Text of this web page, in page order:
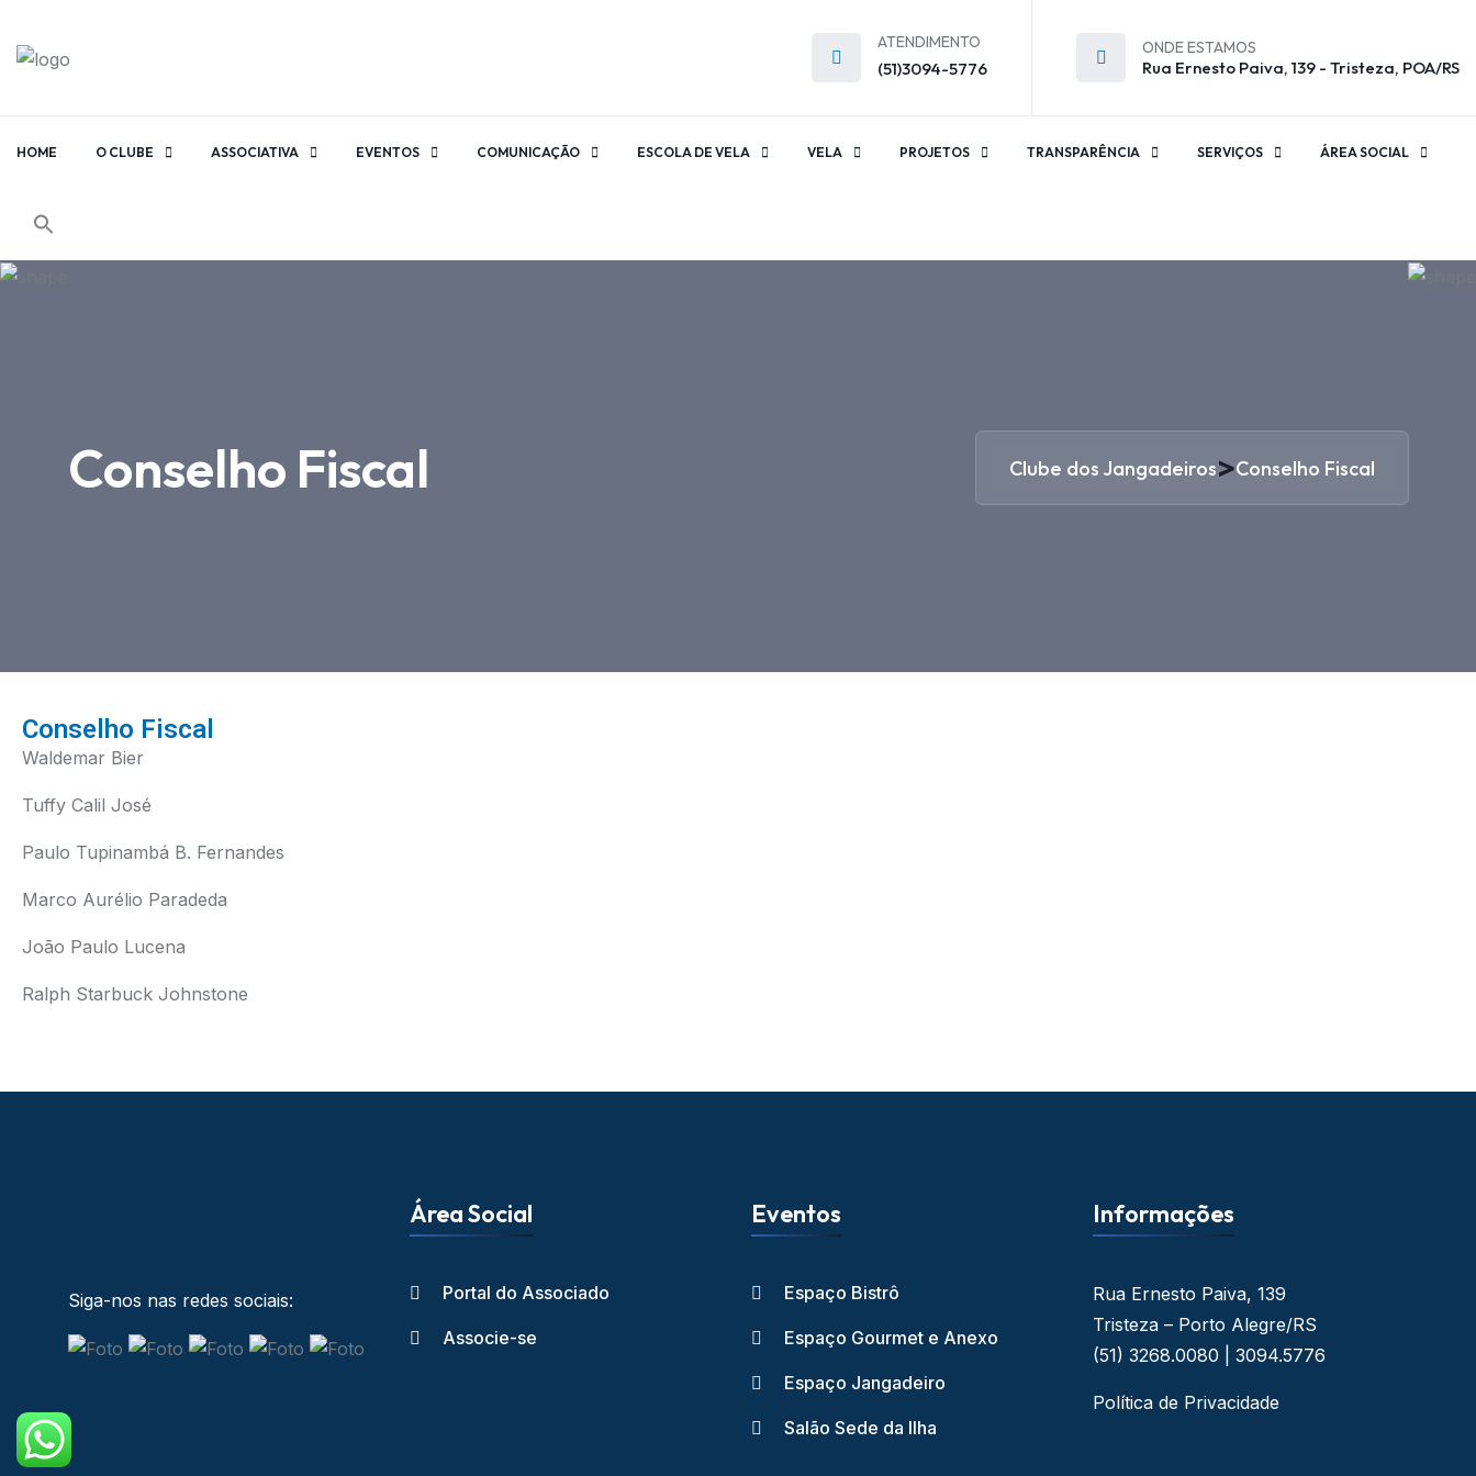
ATENDIMENTO
(51)3094-5776
ONDE ESTAMOS
Rua Ernesto Paiva, 139 - Tristeza, POA/RS
HOME O CLUBE ASSOCIATIVA EVENTOS COMUNICAÇÃO ESCOLA DE VELA VELA PROJETOS TRANSPARÊNCIA SERVIÇOS ÁREA SOCIAL
Conselho Fiscal Clube dos Jangadeiros>Conselho Fiscal
Conselho Fiscal
Waldemar Bier
Tuffy Calil José
Paulo Tupinambá B. Fernandes
Marco Aurélio Paradeda
João Paulo Lucena
Ralph Starbuck Johnstone
Siga-nos nas redes sociais:
Área Social
Portal do Associado
Associe-se
Eventos
Espaço Bistrô
Espaço Gourmet e Anexo
Espaço Jangadeiro
Salão Sede da Ilha
Informações
Rua Ernesto Paiva, 139
Tristeza – Porto Alegre/RS
(51) 3268.0080 | 3094.5776
Política de Privacidade